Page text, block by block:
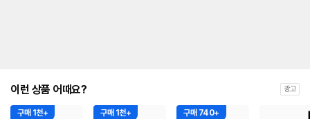
이런 상품 어때요? 광고
구매 1천+ 구매 1천+ 구매 740+